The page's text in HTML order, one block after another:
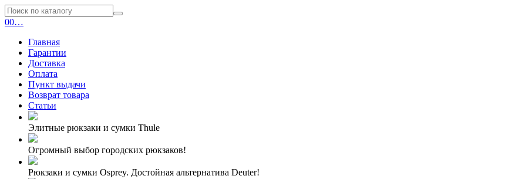
00…
Главная
Гарантии
Доставка
Оплата
Пункт выдачи
Возврат товара
Статьи
Элитные рюкзаки и сумки Thule
Огромный выбор городских рюкзаков!
Рюкзаки и сумки Osprey. Достойная альтернатива Deuter!